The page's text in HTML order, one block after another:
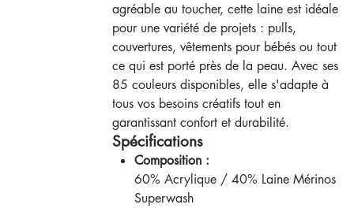
agréable au toucher, cette laine est idéale
pour une variété de projets : pulls,
couvertures, vêtements pour bébés ou tout
ce qui est porté près de la peau. Avec ses
85 couleurs disponibles, elle s'adapte à
tous vos besoins créatifs tout en
garantissant confort et durabilité.
Spécifications
Composition :
60% Acrylique / 40% Laine Mérinos
Superwash